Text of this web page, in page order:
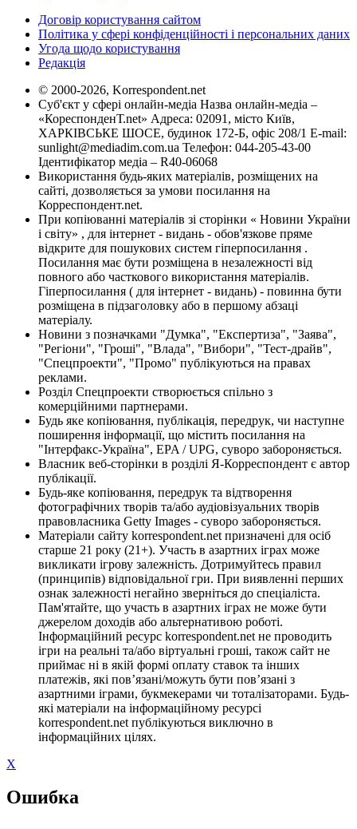
Договір користування сайтом
Політика у сфері конфіденційності і персональних даних
Угода щодо користування
Редакція
© 2000-2026, Korrespondent.net
Суб'єкт у сфері онлайн-медіа Назва онлайн-медіа –
«КореспонденТ.net» Адреса: 02091, місто Київ,
ХАРКІВСЬКЕ ШОСЕ, будинок 172-Б, офіс 208/1 E-mail:
sunlight@mediadim.com.ua Телефон: 044-205-43-00
Ідентифікатор медіа – R40-06068
Використання будь-яких матеріалів, розміщених на
сайті, дозволяється за умови посилання на
Корреспондент.net.
При копіюванні матеріалів зі сторінки « Новини України
і світу» , для інтернет - видань - обов'язкове пряме
відкрите для пошукових систем гіперпосилання .
Посилання має бути розміщена в незалежності від
повного або часткового використання матеріалів.
Гіперпосилання ( для інтернет - видань) - повинна бути
розміщена в підзаголовку або в першому абзаці
матеріалу.
Новини з позначками "Думка", "Експертиза", "Заява",
"Регіони", "Гроші", "Влада", "Вибори", "Тест-драйв",
"Спецпроекти", "Промо" публікуються на правах
реклами.
Розділ Спецпроекти створюється спільно з
комерційними партнерами.
Будь яке копіювання, публікація, передрук, чи наступне
поширення інформації, що містить посилання на
"Інтерфакс-Україна", EPA / UPG, суворо забороняється.
Власник веб-сторінки в розділі Я-Корреспондент є автор
публікації.
Будь-яке копіювання, передрук та відтворення
фотографічних творів та/або аудіовізуальних творів
правовласника Getty Images - суворо забороняється.
Матеріали сайту korrespondent.net призначені для осіб
старше 21 року (21+). Участь в азартних іграх може
викликати ігрову залежність. Дотримуйтесь правил
(принципів) відповідальної гри. При виявленні перших
ознак залежності негайно зверніться до спеціаліста.
Пам'ятайте, що участь в азартних іграх не може бути
джерелом доходів або альтернативою роботі.
Інформаційний ресурс korrespondent.net не проводить
ігри на реальні та/або віртуальні гроші, також сайт не
приймає ні в якій формі оплату ставок та інших
платежів, які пов’язані/можуть бути пов’язані з
азартними іграми, букмекерами чи тоталізаторами. Будь-
які матеріали на інформаційному ресурсі
korrespondent.net публікуються виключно в
інформаційних цілях.
X
Ошибка